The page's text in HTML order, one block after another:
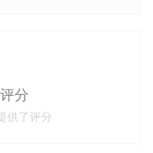
分
供了评分